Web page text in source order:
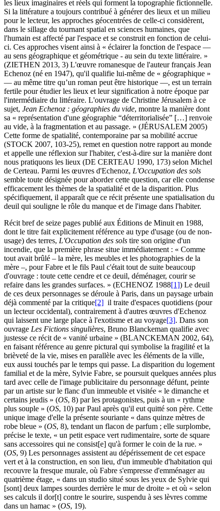
les lieux imaginaires et réels qui forment la topographie fictionnelle.
Si la littérature a toujours contribué à générer des lieux et un milieu
pour le lecteur, les approches géocentrées de celle-ci considèrent,
dans le sillage du tournant spatial en sciences humaines, que
l'humain est affecté par l'espace et se construit en fonction de celui-
ci. Ces approches visent ainsi à « éclairer la fonction de l'espace —
au sens géographique et géométrique - au sein du texte littéraire. »
(ZIETHEN 2013, 3) L'œuvre romanesque de l'auteur français Jean
Echenoz (né en 1947), qu'il qualifie lui-même de « géographique »
— au même titre qu’un roman peut être historique —, est un terrain
fertile pour étudier les lieux et leur signification à notre époque par
l'intermédiaire du littéraire. L'ouvrage de Christine Jérusalem à ce
sujet, Jean Echenoz : géographies du vide, montre la manière dont
sa « représentation d'une géographie “déterritorialisée” […] renvoie
au vide, à la fragmentation et au passage. » (JÉRUSALEM 2005)
Cette forme de spatialité, contemporaine par sa mobilité accrue
(STOCK 2007, 103‑25), remet en question notre rapport au monde
et appelle une réflexion sur l'habiter, c'est-à-dire sur la manière dont
nous pratiquons les lieux (DE CERTEAU 1990, 173) selon Michel
de Certeau. Parmi les œuvres d'Echenoz, L'Occupation des sols
semble toute désignée pour aborder cette question, car elle condense
efficacement les thèmes de la spatialité et de la disparition. Plus
spécifiquement, il apparaît que ce récit présente une spatialisation du
deuil qui souligne le rôle du manque et de l'image dans l'habiter.
Récit bref de seize pages publié aux Éditions de Minuit en 1988,
dont le titre fait explicitement référence au type d'usage (ou de non-
usage) des terres, L'Occupation des sols tire son origine d'un
incendie, que la première phrase situe immédiatement : « Comme
tout avait brûlé – la mère, les meubles et les photographies de la
mère –, pour Fabre et le fils Paul c'était tout de suite beaucoup
d'ouvrage : toute cette cendre et ce deuil, déménager, courir se
refaire dans les grandes surfaces. » (ECHENOZ 1988[1]) Le deuil
de ces deux personnages se déroule à Paris, dans un paysage urbain
déjà commenté par la critique[2] il traite d'espaces quotidiens (pour
un lecteur occidental), contrairement à d'autres œuvres d'Echenoz
qui laissent une large place à l'exotisme et au voyage[3]. Dans son
ouvrage Les Fictions singulières, Bruno Blanckeman qualifie avec
justesse ce récit de « vanité urbaine » (BLANCKEMAN 2002, 64),
en faisant référence au genre pictural qui symbolise la fragilité et la
brièveté de la vie, mises en parallèle avec les éléments de la ville,
eux aussi touchés par le temps qui passe. La disparition du logement
familial et de la mère, Sylvie Fabre, se poursuit quelques années plus
tard avec celle de l'image publicitaire du personnage défunt, peinte
par un artiste sur le flanc d'un immeuble et visitée « le dimanche et
certains jeudis » (OS, 8) par les protagonistes, puis à un « rythme
plus souple » (OS, 10) par Paul après qu'il eut quitté son père. Cette
unique image d'elle la présente souriante « dans quinze mètres de
robe bleue » (OS, 8), tendant un flacon de parfum ; elle surplombe,
précise le texte, « un petit espace vert rudimentaire, sorte de square
sans accessoires qui ne consist[e] qu'à former le coin de la rue. »
(OS, 9) Les personnages assistent au dépérissement de cet espace
vert et à la construction, en son lieu, d'un immeuble d'habitation qui
recouvre la fresque murale, où Fabre s'empresse d'emménager au
quatrième étage, « dans un studio situé sous les yeux de Sylvie qui
[sont] deux lampes sourdes derrière le mur de droite » et où « selon
ses calculs il dor[t] contre le sourire, suspendu à ses lèvres comme
dans un hamac » (OS, 19).